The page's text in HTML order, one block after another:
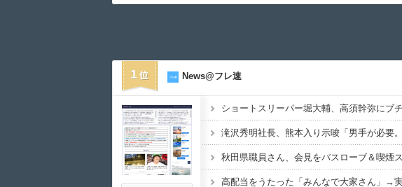
1 News@フレ速
ショートスリーパー堀大輔、高須幹弥にブ